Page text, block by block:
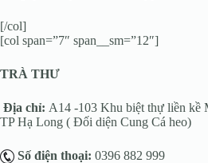
[/col]
[col span=”7″ span__sm=”12″]
TRÀ THƯ
Địa chỉ: A14 -103 Khu biệt thự liền kề
TP Hạ Long ( Đối diện Cung Cá heo)
Số điện thoại: 0396 882 999